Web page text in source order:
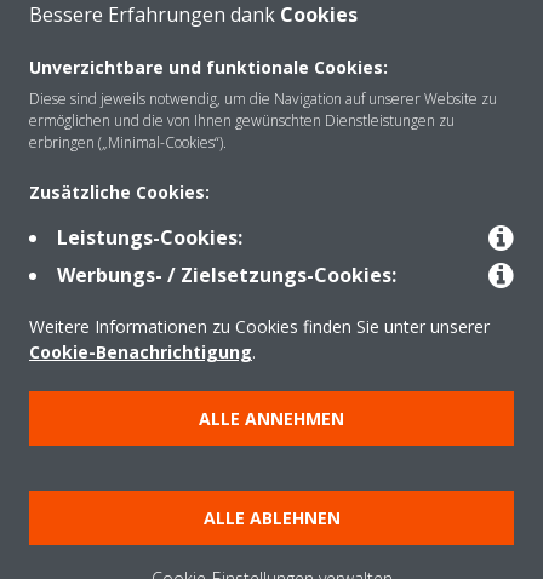
Über Daikin
Kontakt
Produkte
Copyright © Daikin
Impressum und Nutzungsbedingungen
Hinweise zu Cookies
Datenschutzerklärung
Unternehmensethik
Bessere Erfahrungen dank Cookies
Unverzichtbare und funktionale Cookies:
Diese sind jeweils notwendig, um die Navigation auf unserer Website zu
ermöglichen und die von Ihnen gewünschten Dienstleistungen zu
erbringen („Minimal-Cookies“).
Zusätzliche Cookies:
Leistungs-Cookies:
Werbungs- / Zielsetzungs-Cookies:
Weitere Informationen zu Cookies finden Sie unter unserer
Cookie-Benachrichtigung.
ALLE ANNEHMEN
ALLE ABLEHNEN